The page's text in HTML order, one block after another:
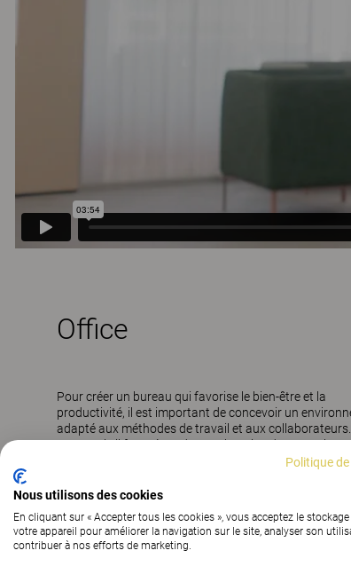
Office
Pour créer un bureau qui favorise le bien-être et la
productivité, il est important de concevoir un
adapté aux méthodes de travail et aux
y parvenir, il faut répondre aux besoins de toutes les
personnalités et créer des espaces qui se prêtent aux
KINNARPS NEXT OFFICE
stratégies et conseils pour concevoir le bureau idéal.
Politique
Nous utilisons des cookies
En cliquant sur « Accepter tous les cookies », vous acceptez le
votre appareil pour améliorer la navigation sur le site, analyser son
contribuer à nos efforts de marketing.